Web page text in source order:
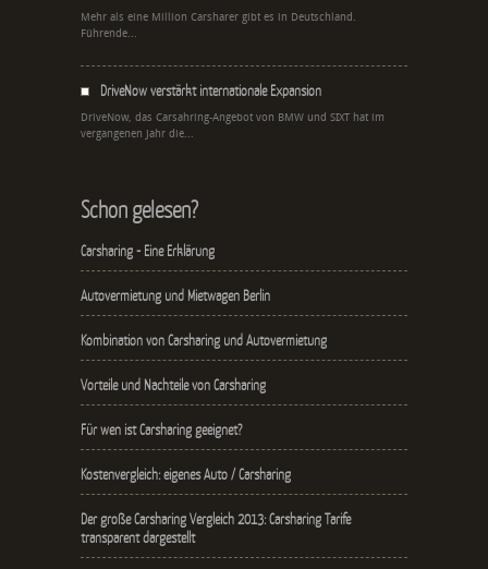
Mehr als eine Million Carsharer gibt es in Deutschland.
Führende...
DriveNow verstärkt internationale Expansion
DriveNow, das Carsahring-Angebot von BMW und SIXT hat im
vergangenen Jahr die...
Schon gelesen?
Carsharing - Eine Erklärung
Autovermietung und Mietwagen Berlin
Kombination von Carsharing und Autovermietung
Vorteile und Nachteile von Carsharing
Für wen ist Carsharing geeignet?
Kostenvergleich: eigenes Auto / Carsharing
Der große Carsharing Vergleich 2013: Carsharing Tarife
transparent dargestellt